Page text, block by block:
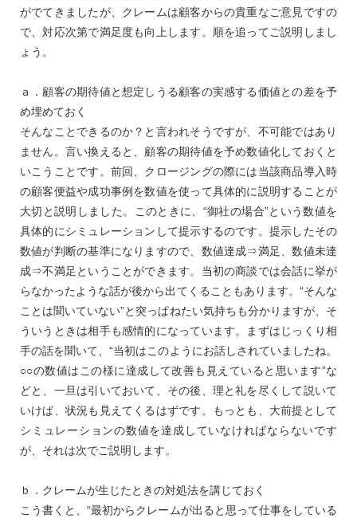
がでてきましたが、クレームは顧客からの貴重なご意見ですの
で、対応次第で満足度も向上します。順を追ってご説明しまし
ょう。
ａ．顧客の期待値と想定しうる顧客の実感する価値との差を予
め埋めておく
そんなことできるのか？と言われそうですが、不可能ではあり
ません。言い換えると、顧客の期待値を予め数値化しておくと
いこうことです。前回、クロージングの際には当該商品導入時
の顧客便益や成功事例を数値を使って具体的に説明することが
大切と説明しました。このときに、“御社の場合”という数値を
具体的にシミュレーションして提示するのです。提示したその
数値が判断の基準になりますので、数値達成⇒満足、数値未達
成⇒不満足ということができます。当初の商談では会話に挙が
らなかったような話が後から出てくることもあります。“そんな
ことは聞いていない”と突っぱねたい気持ちも分かりますが、そ
ういうときは相手も感情的になっています。まずはじっくり相
手の話を聞いて、“当初はこのようにお話しされていましたね。
○○の数値はこの様に達成して改善も見えていると思います”な
どと、一旦は引いておいて、その後、理と礼を尽くして説いて
いけば、状況も見えてくるはずです。もっとも、大前提として
シミュレーションの数値を達成していなければならないです
が、それは次でご説明します。
ｂ．クレームが生じたときの対処法を講じておく
こう書くと、“最初からクレームが出ると思って仕事をしている